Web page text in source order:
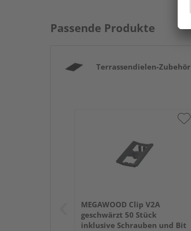
Passende Produkte
Terrassendielen-Zubehör
MEGAWOOD Clip V2A
geschwärzt 50 Stück
inklusive Schrauben und Bit